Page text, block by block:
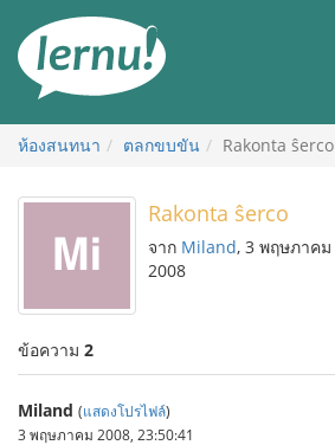
สารบัญ
ห้องสนทนา ตลกขบขัน Rakonta ŝerco
Rakonta ŝerco
จาก Miland, 3 พฤษภาคม
2008
ข้อความ 2
Miland (แสดงโปรไฟล์)
3 พฤษภาคม 2008, 23:50:41